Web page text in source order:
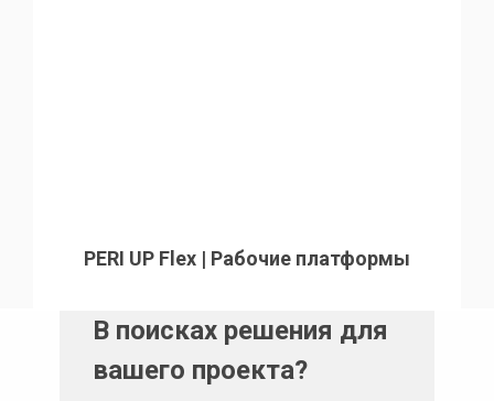
PERI UP Flex | Рабочие платформы
В поисках решения для
вашего проекта?